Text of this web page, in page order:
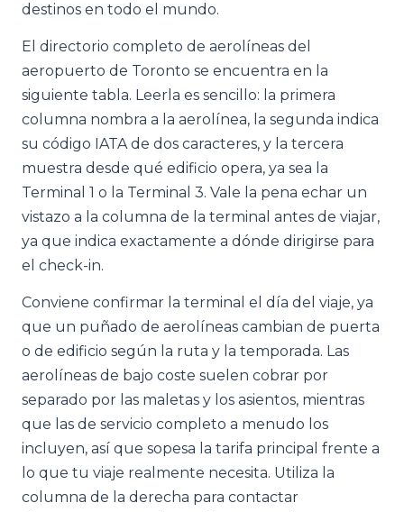
destinos en todo el mundo.
El directorio completo de aerolíneas del
aeropuerto de Toronto se encuentra en la
siguiente tabla. Leerla es sencillo: la primera
columna nombra a la aerolínea, la segunda indica
su código IATA de dos caracteres, y la tercera
muestra desde qué edificio opera, ya sea la
Terminal 1 o la Terminal 3. Vale la pena echar un
vistazo a la columna de la terminal antes de viajar,
ya que indica exactamente a dónde dirigirse para
el check-in.
Conviene confirmar la terminal el día del viaje, ya
que un puñado de aerolíneas cambian de puerta
o de edificio según la ruta y la temporada. Las
aerolíneas de bajo coste suelen cobrar por
separado por las maletas y los asientos, mientras
que las de servicio completo a menudo los
incluyen, así que sopesa la tarifa principal frente a
lo que tu viaje realmente necesita. Utiliza la
columna de la derecha para contactar